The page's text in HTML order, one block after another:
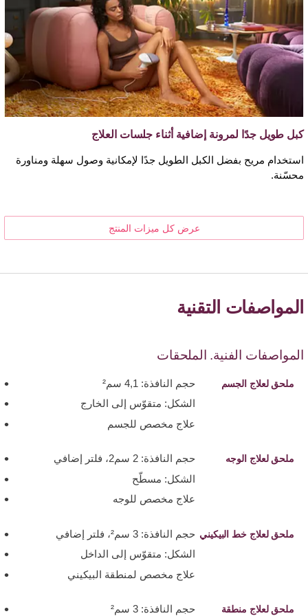
كبل طويل جدًا لمرونة إضافية أثناء جلسات العلاج
استخدام مريح بفضل الكبل الطويل جدًا لإمكانية وصول سهلة ومناورة
محسّنة.
عرض كل ميزات المنتج
المواصفات التقنية
المواصفات الفنية. الملحقات
ملحق لعلاج الجسم
حجم النافذة: 4,1 سم²
الشكل: متقوّس إلى الخارج
علاج مخصص للجسم
ملحق لعلاج الوجه
حجم النافذة: 2 سم2، فلتر إضافي
الشكل: مسطّح
علاج مخصص للوجه
ملحق لعلاج خط البيكيني حجم النافذة: 3 سم²، فلتر إضافي
الشكل: متقوّس إلى الداخل
علاج مخصص لمنطقة البيكيني
ملحق لعلاج منطقة
حجم النافذة: 3 سم²